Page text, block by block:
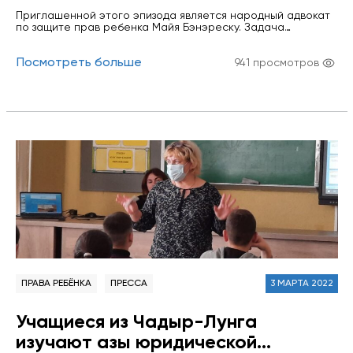
для Информационного портала
Приглашенной этого эпизода является народный адвокат
по защите прав ребенка Майя Бэнэреску. Задача
превышения власти органами публичного управления, и
класса Теоретического лицея им.…
Посмотреть больше 941 просмотров
ПРАВА РЕБЁНКА ПРЕССА 3 МАРТА 2022
Учащиеся из Чадыр-Лунга
изучают азы юридической